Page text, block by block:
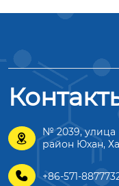

№ 2039, улица
район Юхан,
 +86-571-